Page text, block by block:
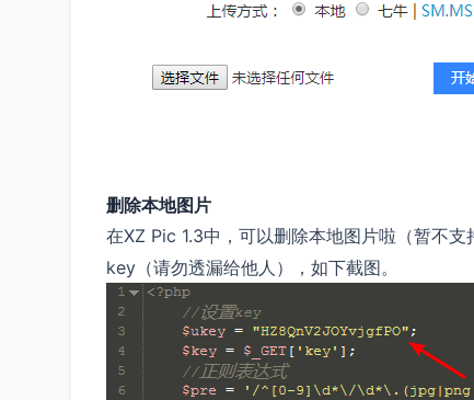
删除本地图片
在XZ Pic 1.3中，可以删除本地图片啦（暂不
key（请勿透漏给他人），如下截图。